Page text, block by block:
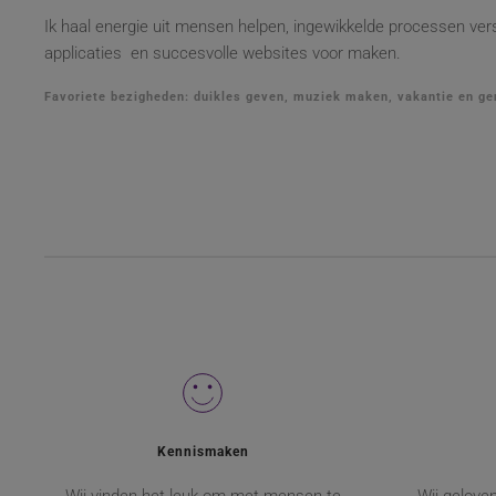
Ik haal energie uit mensen helpen, ingewikkelde processen
applicaties en succesvolle websites voor maken.
Favoriete bezigheden: duikles geven, muziek maken, vakantie en
Kennismaken